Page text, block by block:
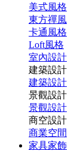
美式風格
東方禪風
卡通風格
Loft風格
室內設計
建築設計
建築設計
景觀設計
景觀設計
商空設計
商業空間
家具家飾